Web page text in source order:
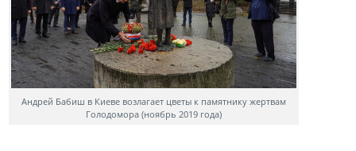
Андрей Бабиш в Киеве возлагает цветы к памятнику жертвам
Голодомора (ноябрь 2019 года)